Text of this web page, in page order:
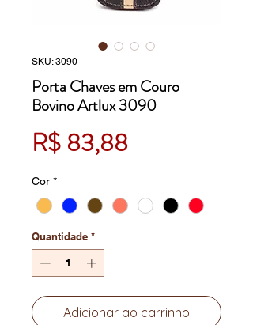
SKU: 3090
Porta Chaves em Couro
Bovino Artlux 3090
R$ 83,88Preço
Cor *
Quantidade *
Adicionar ao carrinho